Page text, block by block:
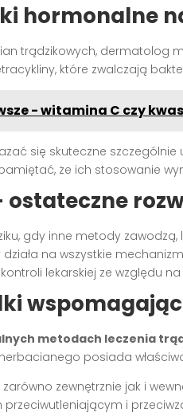
hormonalne
trądzikowych, dermatolog
które zwalczają
- witamina C czy
się skuteczne szczególnie
że ich stosowanie
gdy inne metody
działa na wszystkie
lekarskiej ze względu
metodach leczenia
posiada
zewnętrznie jak i
przeciwutleniającym i